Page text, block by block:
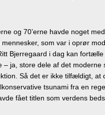
og 70’erne havde noget
som var i oprør
Bjerregaard i dag kan
– ja, store dele af det
Så det er ikke tilfældigt,
tsunami fra en
fået titlen som verdens